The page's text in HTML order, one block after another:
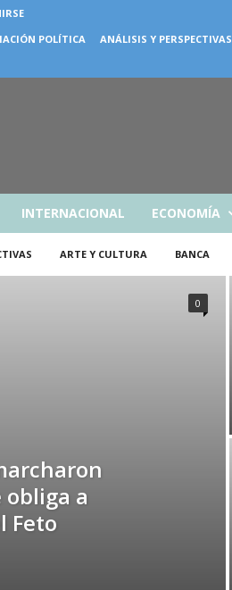
POLÍTICA ANÁLISIS Y PERSPECTIVAS
INTERNACIONAL ECONOMÍA
ARTE Y CULTURA BANCA
a
Feto
0